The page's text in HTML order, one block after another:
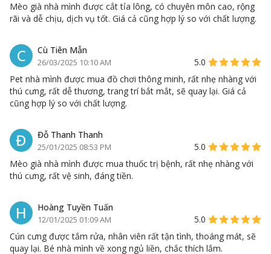
Mèo già nhà mình được cắt tỉa lông, có chuyên môn cao, rộng
rãi và dễ chịu, dịch vụ tốt. Giá cả cũng hợp lý so với chất lượng.
C Cù Tiên Mẫn
26/03/2025 10:10 AM
5.0
Pet nhà mình được mua đồ chơi thông minh, rất nhẹ nhàng với
thú cưng, rất dễ thương, trang trí bắt mắt, sẽ quay lại. Giá cả
cũng hợp lý so với chất lượng.
Đ Đỗ Thanh Thanh
25/01/2025 08:53 PM
5.0
Mèo già nhà mình được mua thuốc trị bệnh, rất nhẹ nhàng với
thú cưng, rất vệ sinh, đáng tiền.
H Hoàng Tuyền Tuấn
12/01/2025 01:09 AM
5.0
Cún cưng được tắm rửa, nhân viên rất tận tình, thoáng mát, sẽ
quay lại. Bé nhà mình về xong ngủ liền, chắc thích lắm.